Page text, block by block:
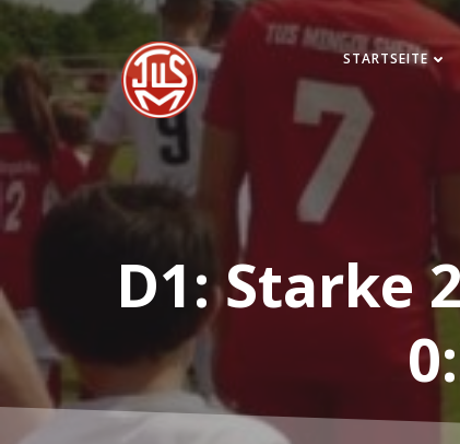
Zum
springen
STARTSEITE
D1: Starke